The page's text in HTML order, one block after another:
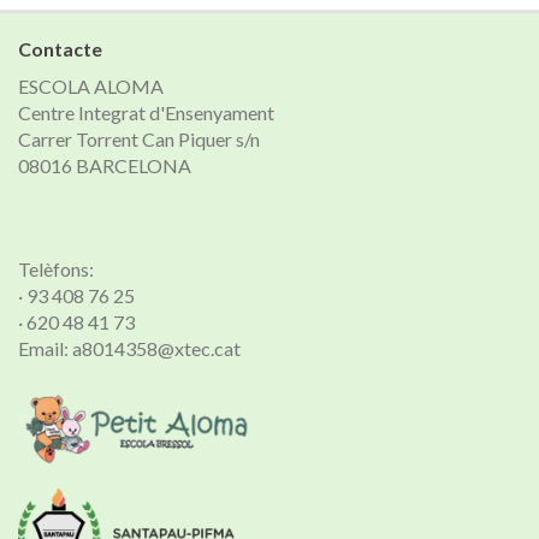
notícies
Contacte
ESCOLA ALOMA
Centre Integrat d'Ensenyament
Carrer Torrent Can Piquer s/n
08016 BARCELONA
Telèfons:
· 93 408 76 25
· 620 48 41 73
Email: a8014358@xtec.cat